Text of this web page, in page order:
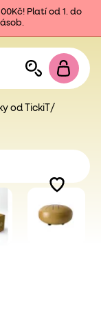
Platí od 1. do
od TickiT /